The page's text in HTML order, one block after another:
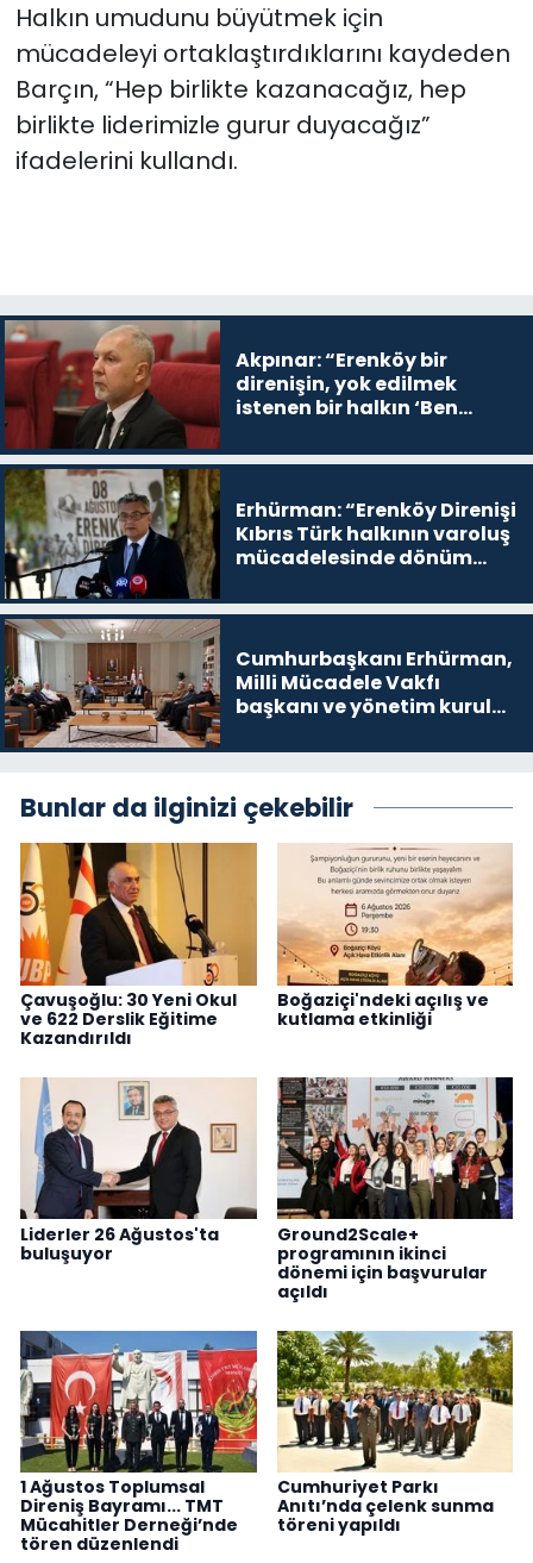
Halkın umudunu büyütmek için
mücadeleyi ortaklaştırdıklarını kaydeden
Barçın, “Hep birlikte kazanacağız, hep
birlikte liderimizle gurur duyacağız”
ifadelerini kullandı.
Akpınar: “Erenköy bir
direnişin, yok edilmek
istenen bir halkın ‘Ben
devam edeceğim’ dediği
Erhürman: “Erenköy Direnişi
Kıbrıs Türk halkının varoluş
mücadelesinde dönüm
Cumhurbaşkanı Erhürman,
Milli Mücadele Vakfı
başkanı ve yönetim kurulu
Bunlar da ilginizi çekebilir
Çavuşoğlu: 30 Yeni Okul
ve 622 Derslik Eğitime
Kazandırıldı
Boğaziçi'ndeki açılış ve
kutlama etkinliği
Liderler 26 Ağustos'ta
buluşuyor
Ground2Scale+
programının ikinci
dönemi için başvurular
açıldı
1 Ağustos Toplumsal
Direniş Bayramı... TMT
Mücahitler Derneği’nde
tören düzenlendi
Cumhuriyet Parkı
Anıtı’nda çelenk sunma
töreni yapıldı